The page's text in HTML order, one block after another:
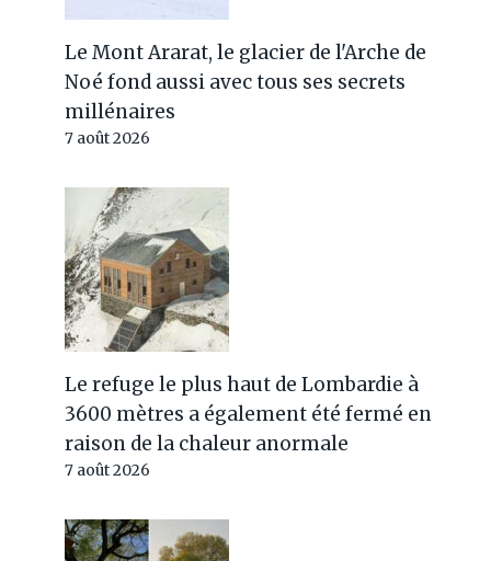
Pourquoi les mouches
peuvent-elles être
dangereuses pour les chiens
symptômes
Le Mont Ararat, le glacier de l'Arche de
Noé fond aussi avec tous ses secrets
millénaires
7 août 2026
Le refuge le plus haut de Lombardie à
3600 mètres a également été fermé en
raison de la chaleur anormale
7 août 2026